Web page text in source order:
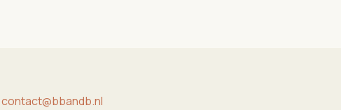
contact@bbandb.nl